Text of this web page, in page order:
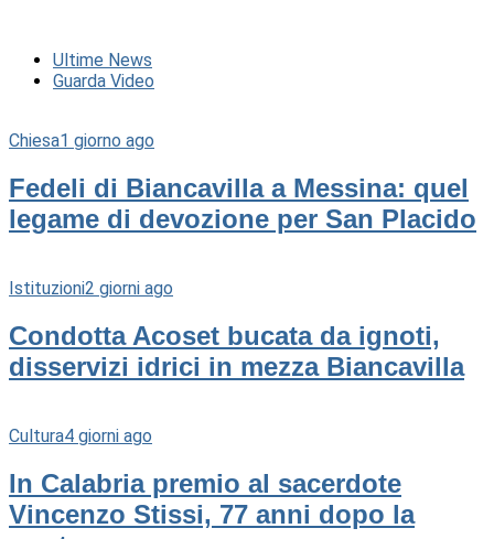
Ultime News
Guarda Video
Chiesa1 giorno ago
Fedeli di Biancavilla a Messina: quel
legame di devozione per San Placido
Istituzioni2 giorni ago
Condotta Acoset bucata da ignoti,
disservizi idrici in mezza Biancavilla
Cultura4 giorni ago
In Calabria premio al sacerdote
Vincenzo Stissi, 77 anni dopo la